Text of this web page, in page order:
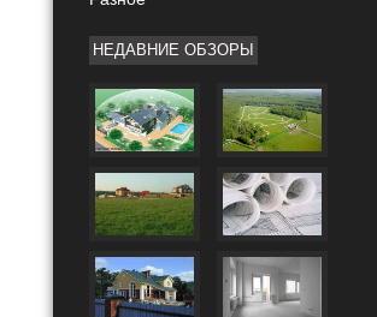
НЕДАВНИЕ ОБЗОРЫ